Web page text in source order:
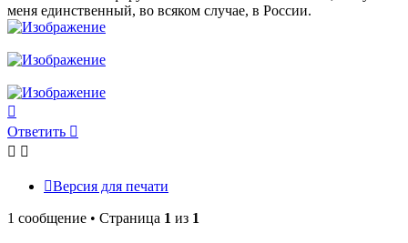
меня единственный, во всяком случае, в России.
к
началу
Ответить
Версия для печати
1 сообщение • Страница 1 из 1